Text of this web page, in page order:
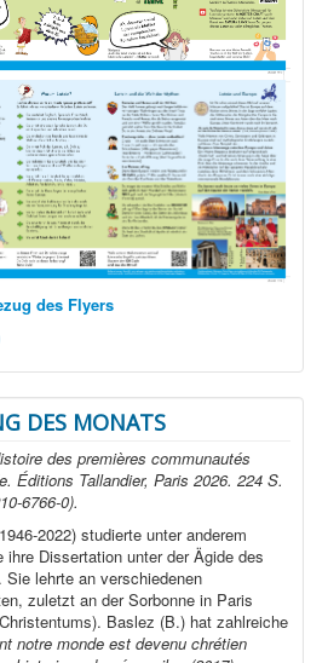
des Flyers
DES MONATS
des premières communautés
Éditions Tallandier, Paris 2026. 224 S.
6766-0).
2022) studierte unter anderem
Dissertation unter der Ägide des
lehrte an verschiedenen
zuletzt an der Sorbonne in Paris
Baslez (B.) hat zahlreiche
notre monde est devenu chrétien